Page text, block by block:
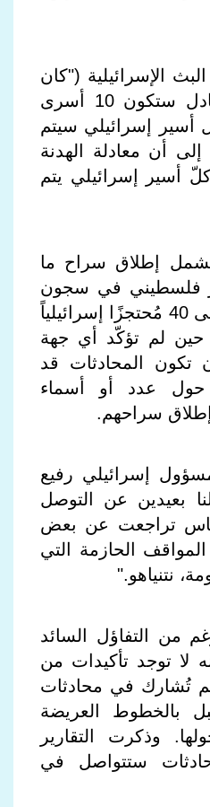
الإسرائيلية ("كان
11") أن معادلة التبادل ستكون 10 أسرى
أسير إسرائيلي سيتم
إلى أن معادلة الهدنة
أسير إسرائيلي يتم
إطلاق سراح ما
و300 أسير فلسطيني في سجون
الاحتلال، مقابل 35 إلى 40 مُحتجزًا إسرائيلياً
لم تؤكّد أي جهة
تكون المحادثات قد
حول عدد أو أسماء
سراحهم.
إسرائيلي رفيع
بعيدين عن التوصل
تراجعت عن بعض
الحازمة التي
نتنياهو".
من التفاؤل السائد
لا توجد تأكيدات من
تُشارك في محادثات
بالخطوط العريضة
وذكرت التقارير
ستتواصل في